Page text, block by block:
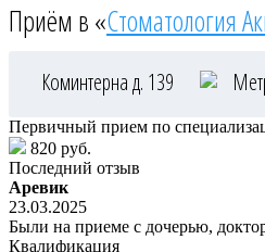
Приём в «Стоматология
Коминтерна д. 139
Первичный прием по
820 руб.
Последний отзыв
Аревик
23.03.2025
Были на приеме с дочерью,
Квалификация